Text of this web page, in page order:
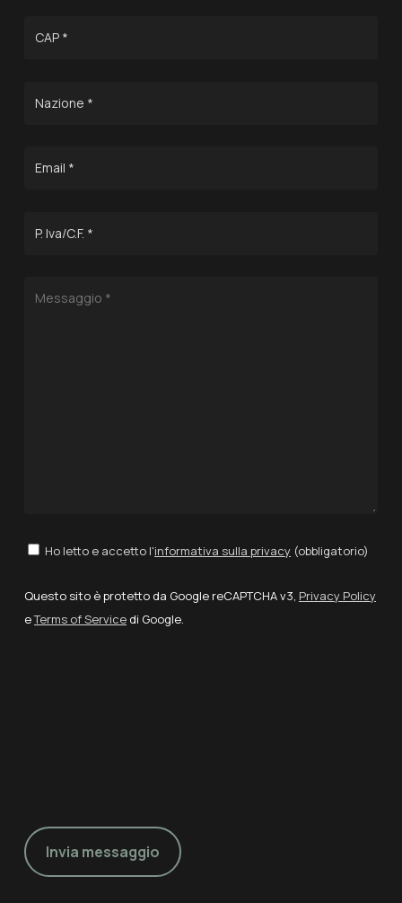
Ho letto e accetto l'informativa sulla privacy (obbligatorio)
Questo sito è protetto da Google reCAPTCHA v3, Privacy Policy
eTerms of Service di Google.